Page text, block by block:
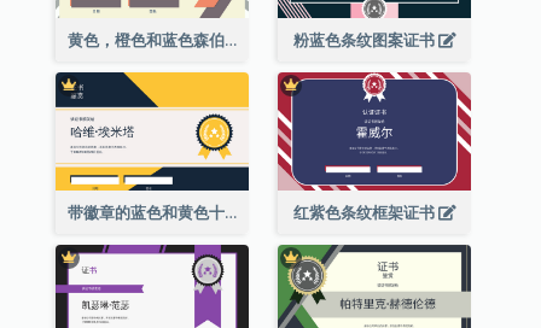
黄色，橙色和蓝色森伯斯特证书 粉蓝色条纹图案证书
带徽章的蓝色和黄色十年证书 红紫色条纹框架证书